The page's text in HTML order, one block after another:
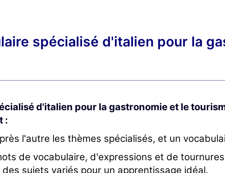
spécialisé d'italien pour la
d'italien pour la gastronomie et le
:
l'autre les thèmes spécialisés, et un
de vocabulaire, d'expressions et de
sujets variés pour un apprentissage idéal.